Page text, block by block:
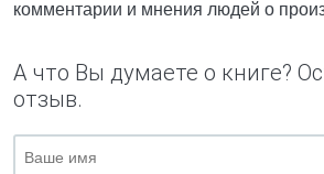
комментарии и мнения людей о
А что Вы думаете о книге?
отзыв.